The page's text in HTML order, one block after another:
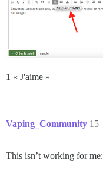
1 « J'aime »
Vaping_Community 15
This isn’t working for me: